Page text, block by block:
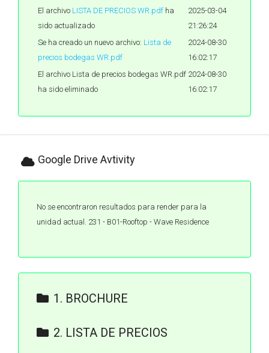
El archivo LISTA DE PRECIOS WR.pdf ha
sido actualizado
2025-03-04
21:26:24
Se ha creado un nuevo archivo: Lista de
precios bodegas WR.pdf
2024-08-30
16:02:17
El archivo Lista de precios bodegas WR.pdf
ha sido eliminado
2024-08-30
16:02:17
Google Drive Avtivity
No se encontraron resultados para render para la
unidad actual. 231 - B01-Rooftop - Wave Residence
1. BROCHURE
HI-Res.pdf
2. LISTA DE PRECIOS